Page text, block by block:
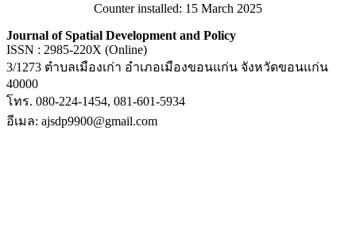
Counter installed: 15 March 2025
Journal of Spatial Development and Policy
ISSN : 2985-220X (Online)
3/1273 ตำบลเมืองเก่า อำเภอเมืองขอนแก่น จังหวัดขอนแก่น
40000
โทร. 080-224-1454, 081-601-5934
อีเมล: ajsdp9900@gmail.com